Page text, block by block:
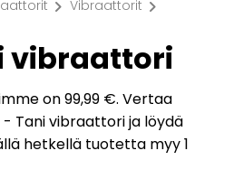
chevron_right Vibraattorit chevron_right
vibraattori
on 99,99 €. Vertaa
Tani vibraattori ja löydä
hetkellä tuotetta myy 1